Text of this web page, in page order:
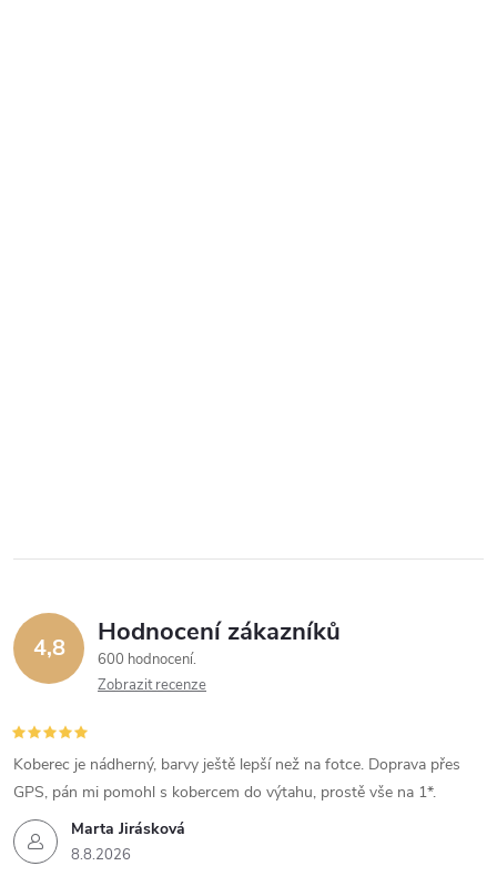
4,8 Hodnocení zákazníků
600 hodnocení
Zobrazit recenze
Marta Jirásková
8.8.2026
Koberec je nádherný, barvy ještě lepší než na fotce. Doprava přes
GPS, pán mi pomohl s kobercem do výtahu, prostě vše na 1*.